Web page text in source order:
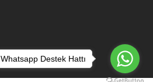
Whatsapp Destek Hattı